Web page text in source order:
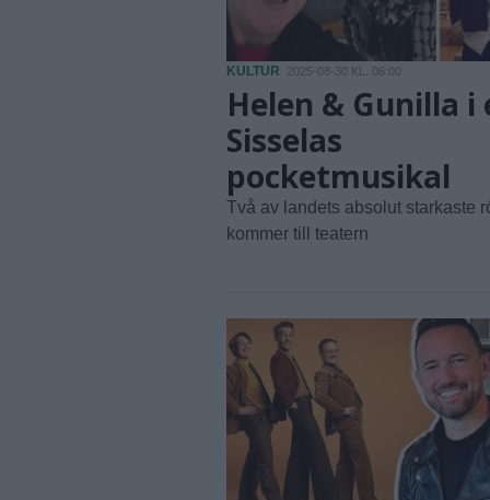
KULTUR 2025-08-30 KL. 06:00
Helen & Gunilla i
Sisselas
pocketmusikal
Två av landets absolut starkaste
kommer till teatern